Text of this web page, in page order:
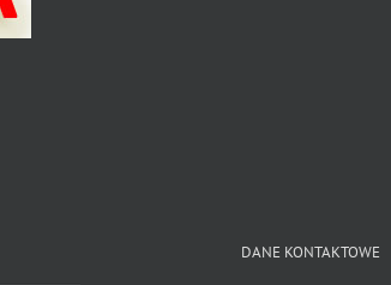
DANE KONTAKTOWE